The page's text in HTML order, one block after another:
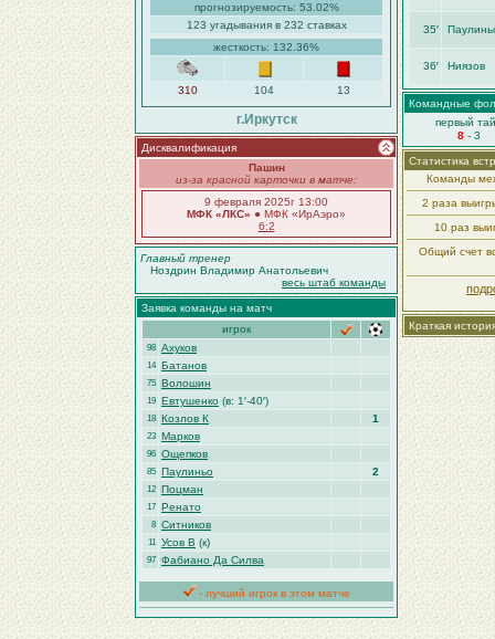
прогнозируемость: 53.02%
123 угадывания в 232 ставках
жесткость: 132.36%
310 104 13
г.Иркутск
Дисквалификация
Пашин
из-за красной карточки в матче:
9 февраля 2025г 13:00
МФК «ЛКС» ● МФК «ИрАэро»
6:2
Главный тренер
Ноздрин Владимир Анатольевич
весь штаб команды
Заявка команды на матч
игрок
98 Ахуков
14 Батанов
75 Волошин
19 Евтушенко (в: 1′-40′)
18 Козлов К 1
23 Марков
96 Ощепков
85 Паулиньо 2
12 Поцман
17 Ренато
8 Ситников
11 Усов В (к)
97 Фабиано Да Силва
- лучший игрок в этом матче
35′
36′ Ниязов
Командные
первый
8 - 3
Статистика
Команды
2 раза
10 раз
Общий счет
Краткая